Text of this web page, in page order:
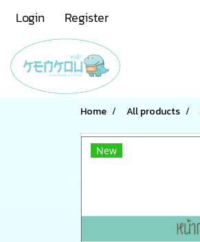
Login Register
Home All products
New